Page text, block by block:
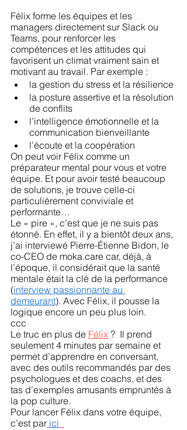
Félix forme les équipes et les
managers directement sur Slack ou
Teams, pour renforcer les
compétences et les attitudes qui
favorisent un climat vraiment sain et
motivant au travail. Par exemple :
la gestion du stress et la résilience
la posture assertive et la résolution
de conflits
l’intelligence émotionnelle et la
communication bienveillante
l’écoute et la coopération
On peut voir Félix comme un
préparateur mental pour vous et votre
équipe. Et pour avoir testé beaucoup
de solutions, je trouve celle-ci
particulièrement conviviale et
performante…
Le « pire », c’est que je ne suis pas
étonné. En effet, il y a bientôt deux ans,
j’ai interviewé Pierre-Étienne Bidon, le
co-CEO de moka.care car, déjà, à
l’époque, il considérait que la santé
mentale était la clé de la performance
(interview passionnante au
demeurant). Avec Félix, il pousse la
logique encore un peu plus loin.
ccc
Le truc en plus de Félix ?  Il prend
seulement 4 minutes par semaine et
permet d’apprendre en conversant,
avec des outils recommandés par des
psychologues et des coachs, et des
tas d’exemples amusants empruntés à
la pop culture.
Pour lancer Félix dans votre équipe,
c’est par ici